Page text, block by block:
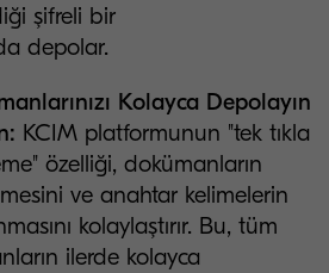
şifreli bir
depolar.
Kolayca Depolayın
KCIM platformunun "tek tıkla
özelliği, dokümanların
ve anahtar kelimelerin
kolaylaştırır. Bu, tüm
ilerde kolayca